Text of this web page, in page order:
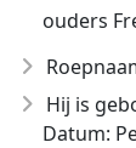
ouders
Hij is
Datum: